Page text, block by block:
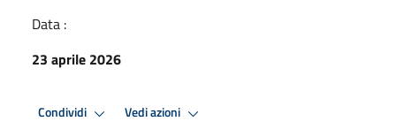
Data :
23 aprile 2026
Condividi Vedi azioni